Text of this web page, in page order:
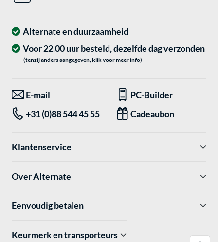
Alternate en duurzaamheid
Voor 22.00 uur besteld, dezelfde dag verzonden
(tenzij anders aangegeven, klik voor meer info)
E-mail
PC-Builder
+31 (0)88 544 45 55
Cadeaubon
Klantenservice
Over Alternate
Eenvoudig betalen
Keurmerk en transporteurs